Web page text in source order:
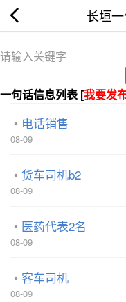
长垣
一句话信息列表 [我要发
电话销售
08-09
货车司机b2
08-09
医药代表2名
08-09
客车司机
08-09